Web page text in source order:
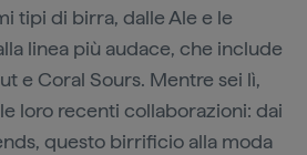
tipi di birra, dalle Ale e le
linea più audace, che include
e Coral Sours. Mentre sei lì,
loro recenti collaborazioni: dai
questo birrificio alla moda